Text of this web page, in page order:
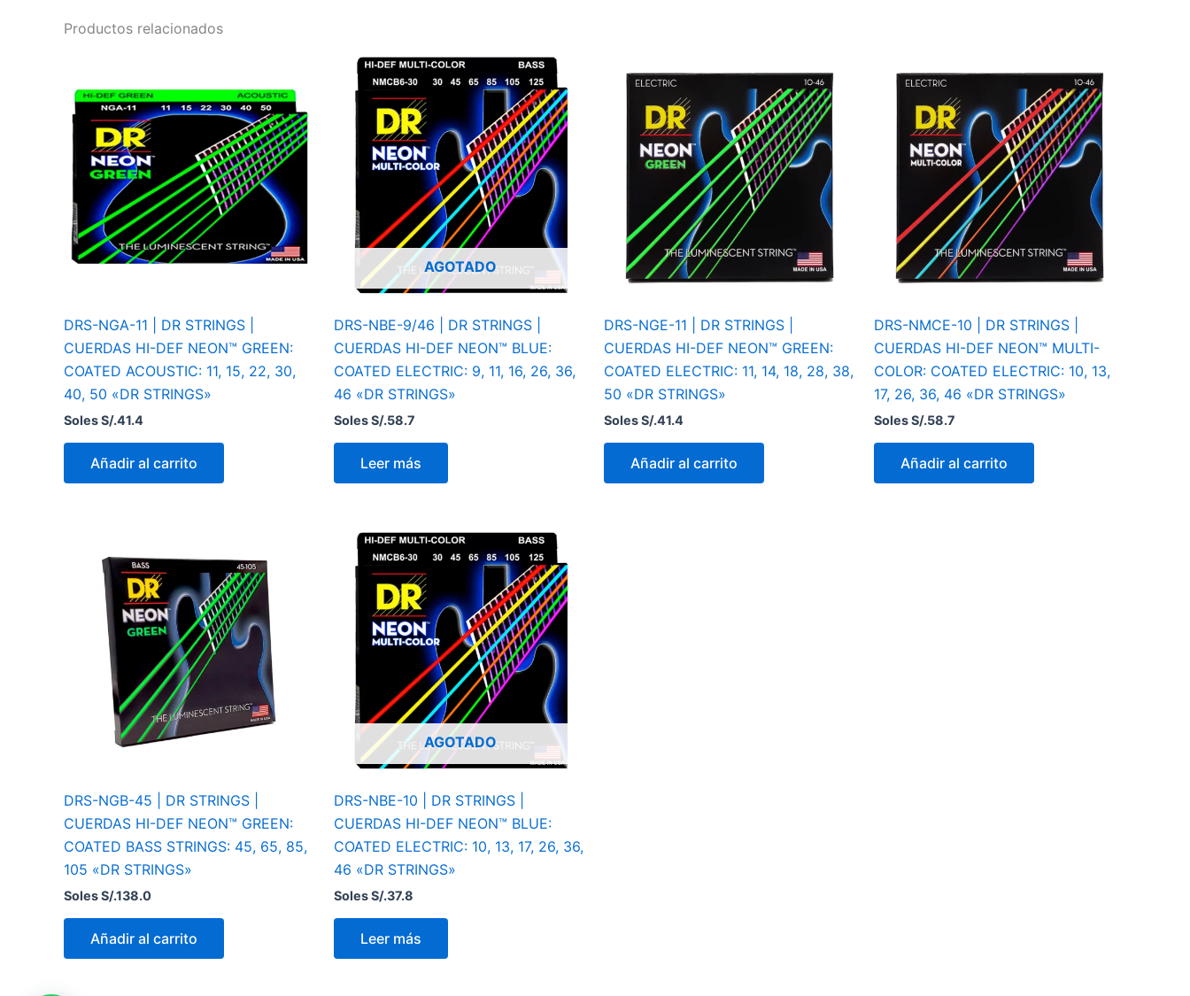
Productos relacionados
DRS-NGA-11 | DR STRINGS |
CUERDAS HI-DEF NEON™ GREEN:
COATED ACOUSTIC: 11, 15, 22, 30,
40, 50 «DR STRINGS»
Soles S/.41.4
Añadir al carrito
AGOTADO
DRS-NBE-9/46 | DR STRINGS |
CUERDAS HI-DEF NEON™ BLUE:
COATED ELECTRIC: 9, 11, 16, 26, 36,
46 «DR STRINGS»
Soles S/.58.7
Leer más
DRS-NGE-11 | DR STRINGS |
CUERDAS HI-DEF NEON™ GREEN:
COATED ELECTRIC: 11, 14, 18, 28, 38,
50 «DR STRINGS»
Soles S/.41.4
Añadir al carrito
DRS-NMCE-10 | DR STRINGS |
CUERDAS HI-DEF NEON™ MULTI-
COLOR: COATED ELECTRIC: 10, 13,
17, 26, 36, 46 «DR STRINGS»
Soles S/.58.7
Añadir al carrito
DRS-NGB-45 | DR STRINGS |
CUERDAS HI-DEF NEON™ GREEN:
COATED BASS STRINGS: 45, 65, 85,
105 «DR STRINGS»
Soles S/.138.0
Añadir al carrito
AGOTADO
DRS-NBE-10 | DR STRINGS |
CUERDAS HI-DEF NEON™ BLUE:
COATED ELECTRIC: 10, 13, 17, 26, 36,
46 «DR STRINGS»
Soles S/.37.8
Leer más